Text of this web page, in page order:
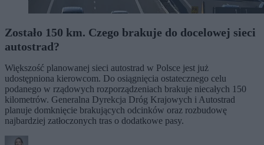
Zostało 150 km. Czego brakuje do docelowej sieci
autostrad?
Większość planowanej sieci autostrad w Polsce jest już
udostępniona kierowcom. Do osiągnięcia ostatecznego celu
podanego w rządowych rozporządzeniach brakuje niecałych 150
kilometrów. Generalna Dyrekcja Dróg Krajowych i Autostrad
planuje domknięcie brakujących odcinków oraz rozbudowę
najbardziej zatłoczonych tras o dodatkowe pasy.